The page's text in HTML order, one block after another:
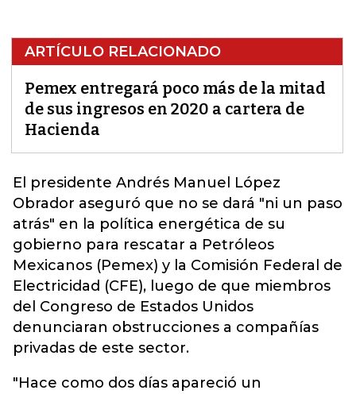
ARTÍCULO RELACIONADO
Pemex entregará poco más de la mitad
de sus ingresos en 2020 a cartera de
Hacienda
El presidente Andrés Manuel López
Obrador aseguró que no se dará "ni un paso
atrás" en la política energética de su
gobierno para rescatar a Petróleos
Mexicanos (Pemex) y la Comisión Federal de
Electricidad (CFE), luego de que miembros
del Congreso de Estados Unidos
denunciaran obstrucciones a compañías
privadas de este sector.
"Hace como dos días apareció un